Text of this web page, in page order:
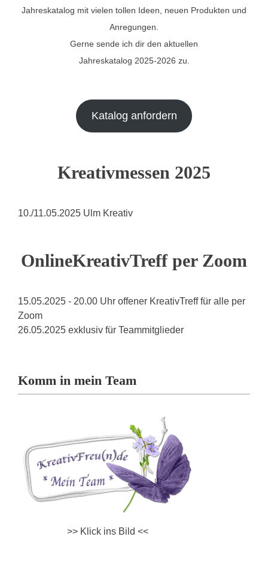
Jahreskatalog mit vielen tollen Ideen, neuen Produkten und
Anregungen.
Gerne sende ich dir den aktuellen
Jahreskatalog 2025-2026 zu.
Katalog anfordern
Kreativmessen 2025
10./11.05.2025 Ulm Kreativ
OnlineKreativTreff per Zoom
15.05.2025 - 20.00 Uhr offener KreativTreff für alle per
Zoom
26.05.2025 exklusiv für Teammitglieder
Komm in mein Team
>> Klick ins Bild <<